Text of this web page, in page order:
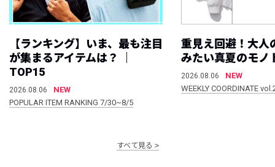
【ランキング】いま、最も注目
が集まるアイテムは？ ｜
TOP15
2026.08.06
NEW
POPULAR ITEM RANKING 7/30~8/5
重見え回避！大人
みたい真夏のモノ
2026.08.06
NEW
WEEKLY COORDINATE
すべて見る